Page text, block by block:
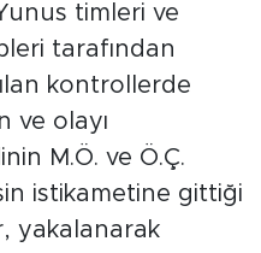
timleri ve
tarafından
kontrollerde
ve olayı
M.Ö. ve Ö.Ç.
istikametine gittiği
yakalanarak